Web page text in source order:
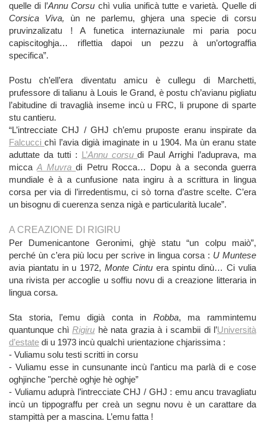
quelle di l’Annu Corsu chì vulia unificà tutte e varietà. Quelle di
Corsica Viva, ùn ne parlemu, ghjera una specie di corsu
pruvinzalizatu ! A funetica internaziunale mi paria pocu
capiscitoghja… riflettia dapoi un pezzu à un’ortograffia
specifica”.
Postu ch’ell’era diventatu amicu è cullegu di Marchetti,
prufessore di talianu à Louis le Grand, è postu ch’avianu pigliatu
l’abitudine di travaglià inseme incù u FRC, li prupone di sparte
stu cantieru.
“L’intrecciate CHJ / GHJ ch’emu pruposte eranu inspirate da
Falcuccichì l’avia digià imaginate in u 1904. Ma ùn eranu state
aduttate da tutti : L’Annu corsu di Paul Arrighi l’aduprava, ma
miccaA Muvra di Petru Rocca… Dopu à a seconda guerra
mundiale è à a cunfusione nata ingiru à a scrittura in lingua
corsa per via di l’irredentismu, ci sò torna d’astre scelte. C’era
un bisognu di cuerenza senza nigà e particularità lucale”.
A CREAZIONE DI RIGIRU
Per Dumenicantone Geronimi, ghjè statu “un colpu maiò”,
perché ùn c’era più locu per scrive in lingua corsa : U Muntese
avia piantatu in u 1972,Monte Cintuera spintu dinù… Ci vulia
una rivista per accoglie u soffiu novu di a creazione litteraria in
lingua corsa.
Sta storia, l’emu digià conta in Robba, ma rammintemu
quantunque chì Rigiru hè nata grazia à i scambii di l’Università
d’estate di u 1973 incù qualchì urientazione chjarissima :
- Vuliamu solu testi scritti in corsu
- Vuliamu esse in cunsunante incù l’anticu ma parlà di e cose
oghjinche "perchè oghje hè oghje”
- Vuliamu aduprà l’intrecciate CHJ / GHJ : emu ancu travagliatu
incù un tippograffu per creà un segnu novu è un carattare da
stampittà per a mascina. L’emu fatta !